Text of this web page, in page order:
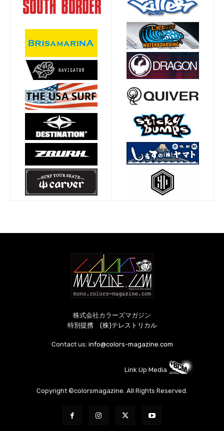
株式会社カラーズマガジン
特別提携 (株)テレストリカル
Contact us: info@colors-magazine.com
Link Up Media
Copyright ©colorsmagazine. All Rights Reserved.